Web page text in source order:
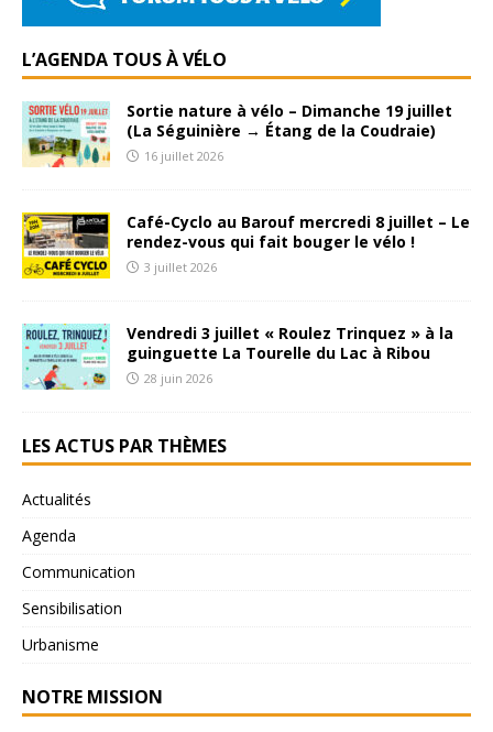
L’AGENDA TOUS À VÉLO
Sortie nature à vélo – Dimanche 19 juillet
(La Séguinière → Étang de la Coudraie)
16 juillet 2026
Café-Cyclo au Barouf mercredi 8 juillet – Le
rendez-vous qui fait bouger le vélo !
3 juillet 2026
Vendredi 3 juillet « Roulez Trinquez » à la
guinguette La Tourelle du Lac à Ribou
28 juin 2026
LES ACTUS PAR THÈMES
Actualités
Agenda
Communication
Sensibilisation
Urbanisme
NOTRE MISSION